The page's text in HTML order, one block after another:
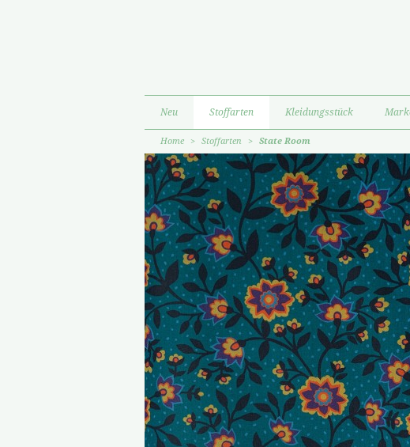
Neu Stoffarten Kleidungsstück
Home > Stoffarten > State Room